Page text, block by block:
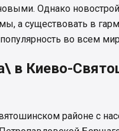
Однако
а существовать в
во всем
в Киево-
районе с